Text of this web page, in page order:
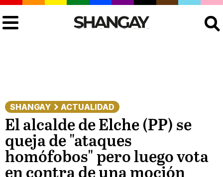
SHANGAY ACTUALIDAD
El alcalde de Elche (PP) se
queja de "ataques
homófobos" pero luego vota